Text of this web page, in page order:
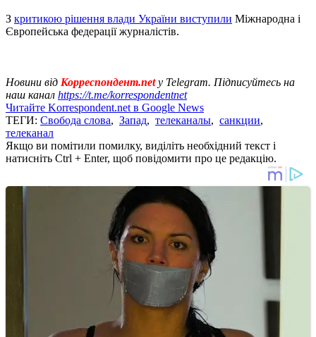
З критикою рішення влади України виступили Міжнародна і
Європейська федерації журналістів.
Новини від Корреспондент.netу Telegram. Підписуйтесь на
наш канал https://t.me/korrespondentnet
Читайте Korrespondent.net в Google News
ТЕГИ: Свобода слова, Запад, телеканалы, санкции,
телеканал
Якщо ви помітили помилку, виділіть необхідний текст і
натисніть Ctrl + Enter, щоб повідомити про це редакцію.